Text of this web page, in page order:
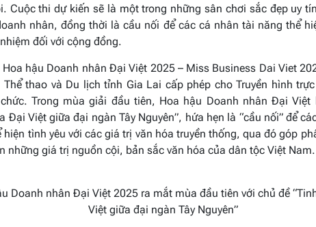
Cuộc thi dự kiến sẽ là một trong những sân chơi sắc đẹp uy
nhân, đồng thời là cầu nối để các cá nhân tài năng thể
đối với cộng đồng.
hậu Doanh nhân Đại Việt 2025 – Miss Business Dai Viet
Thể thao và Du lịch tỉnh Gia Lai cấp phép cho Truyền hình
Trong mùa giải đầu tiên, Hoa hậu Doanh nhân Đại Việt
Đại Việt giữa đại ngàn Tây Nguyên”, hứa hẹn là “cầu nối” để
hiện tình yêu với các giá trị văn hóa truyền thống, qua đó góp
những giá trị nguồn cội, bản sắc văn hóa của dân tộc Việt Nam.
Doanh nhân Đại Việt 2025 ra mắt mùa đầu tiên với chủ đề
Việt giữa đại ngàn Tây Nguyên”